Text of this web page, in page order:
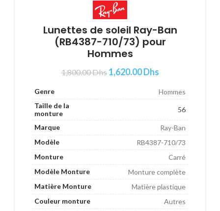
Lunettes de soleil Ray-Ban
(RB4387-710/73) pour
Hommes
1,800.00Dhs 1,620.00Dhs
Genre
Hommes
Taille de la
monture
56
Marque
Ray-Ban
Modèle
RB4387-710/73
Monture
Carré
Modèle Monture
Monture complète
Matière Monture
Matière plastique
Couleur monture
Autres